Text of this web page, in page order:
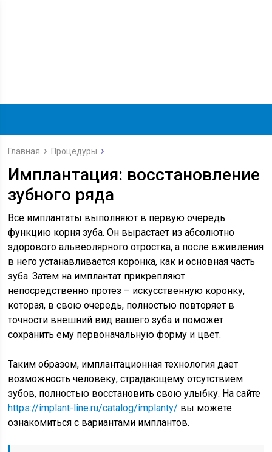
Главная Процедуры
Имплантация: восстановление
зубного ряда
Все имплантаты выполняют в первую очередь
функцию корня зуба. Он вырастает из абсолютно
здорового альвеолярного отростка, а после вживления
в него устанавливается коронка, как и основная часть
зуба. Затем на имплантат прикрепляют
непосредственно протез – искусственную коронку,
которая, в свою очередь, полностью повторяет в
точности внешний вид вашего зуба и поможет
сохранить ему первоначальную форму и цвет.
Таким образом, имплантационная технология дает
возможность человеку, страдающему отсутствием
зубов, полностью восстановить свою улыбку. На сайте
https://implant-line.ru/catalog/implanty/ вы можете
ознакомиться с вариантами имплантов.